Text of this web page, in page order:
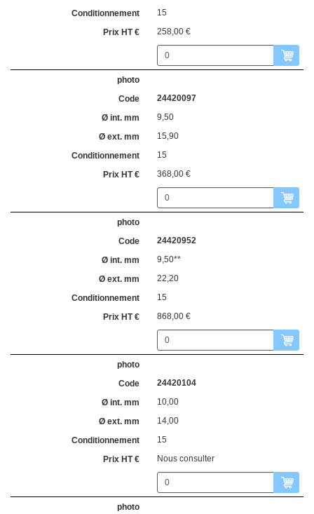
15
258,00 €
24420097
9,50
15,90
15
368,00 €
24420952
9,50**
22,20
15
868,00 €
24420104
10,00
14,00
15
Nous consulter